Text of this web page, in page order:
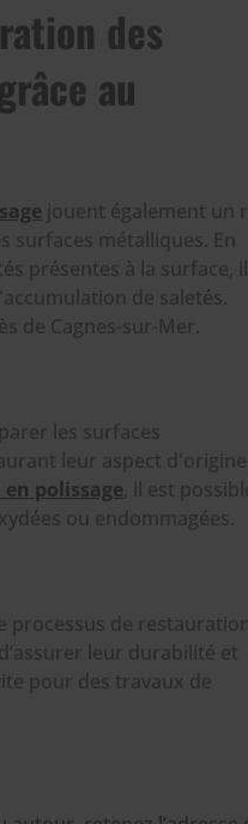
des
au
jouent également un
surfaces métalliques. En
présentes à la surface,
de saletés.
de Cagnes-sur-Mer.
les surfaces
leur aspect
polissage, il est
ou endommagées.
processus de
leur durabilité et
pour des travaux de